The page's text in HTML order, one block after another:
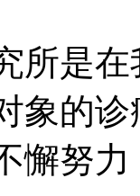
所是
象的
懈努